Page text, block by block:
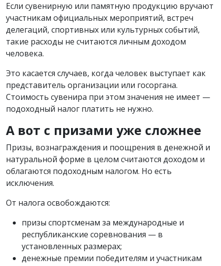
Если сувенирную или памятную продукцию вручают
участникам официальных мероприятий, встреч
делегаций, спортивных или культурных событий,
такие расходы не считаются личным доходом
человека.
Это касается случаев, когда человек выступает как
представитель организации или госоргана.
Стоимость сувенира при этом значения не имеет —
подоходный налог платить не нужно.
А вот с призами уже сложнее
Призы, вознаграждения и поощрения в денежной и
натуральной форме в целом считаются доходом и
облагаются подоходным налогом. Но есть
исключения.
От налога освобождаются:
призы спортсменам за международные и
республиканские соревнования — в
установленных размерах;
денежные премии победителям и участникам